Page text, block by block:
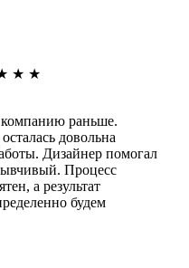
★ ★
раньше.
довольна
Дизайнер помогал
Процесс
а результат
будем